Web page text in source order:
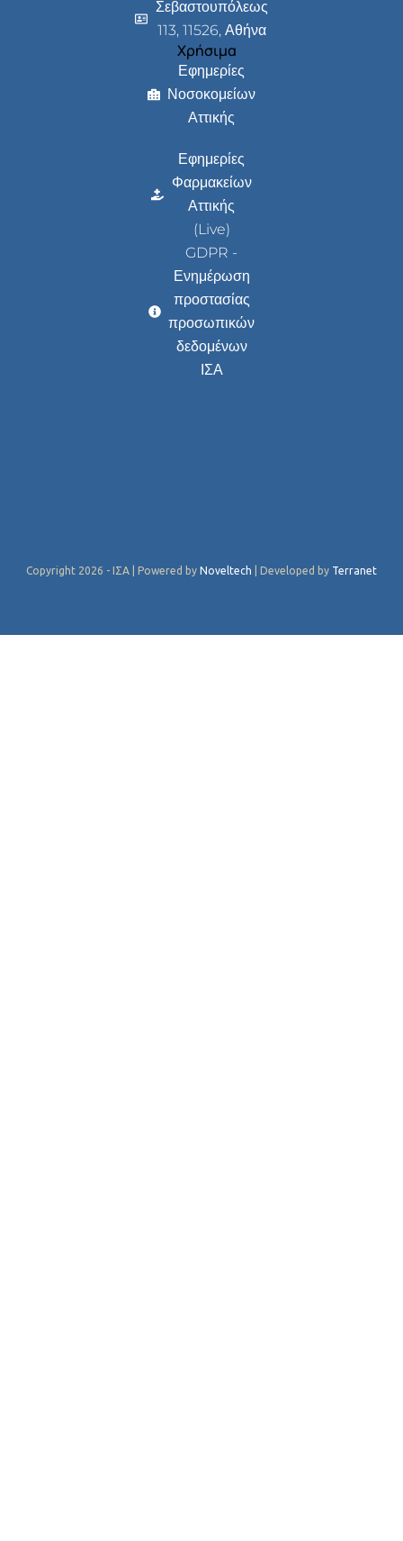
Σεβαστουπόλεως
113, 11526, Αθήνα
Χρήσιμα
Εφημερίες
Νοσοκομείων
Αττικής
Εφημερίες
Φαρμακείων
Αττικής
(Live)
GDPR -
Ενημέρωση
προστασίας
προσωπικών
δεδομένων
ΙΣΑ
Copyright 2026 - ΙΣΑ | Powered by Noveltech | Developed by Terranet